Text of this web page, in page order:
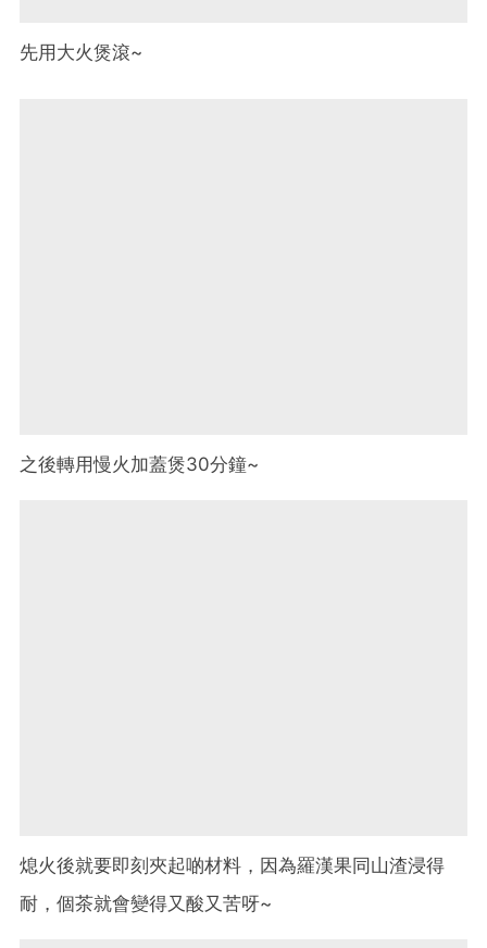
先用大火煲滾~
之後轉用慢火加蓋煲30分鐘~
熄火後就要即刻夾起啲材料，因為羅漢果同山渣浸得
耐，個茶就會變得又酸又苦呀~